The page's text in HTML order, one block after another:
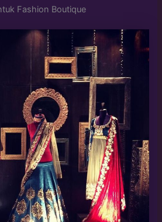
Fashion Boutique